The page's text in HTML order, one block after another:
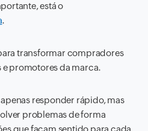
está o
.
transformar compradores
e promotores da marca.
responder rápido, mas
problemas de forma